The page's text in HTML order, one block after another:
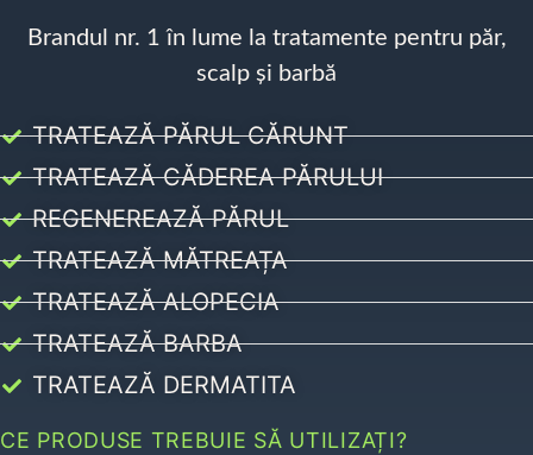
Brandul nr. 1 în lume la tratamente pentru păr,
scalp și barbă
TRATEAZĂ PĂRUL CĂRUNT
TRATEAZĂ CĂDEREA PĂRULUI
REGENEREAZĂ PĂRUL
TRATEAZĂ MĂTREAȚA
TRATEAZĂ ALOPECIA
TRATEAZĂ BARBA
TRATEAZĂ DERMATITA
CE PRODUSE TREBUIE SĂ UTILIZAȚI?